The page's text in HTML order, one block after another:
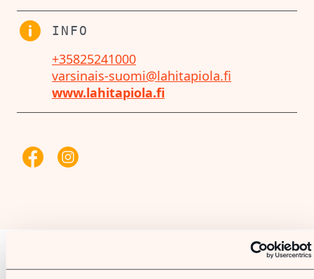
INFO
+35825241000
varsinais-suomi@lahitapiola.fi
www.lahitapiola.fi
Karta